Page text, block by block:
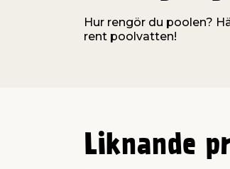
Hur rengör du poolen?
rent poolvatten!
Liknande